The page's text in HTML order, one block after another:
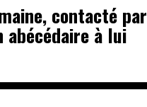
contacté par
abécédaire à lui